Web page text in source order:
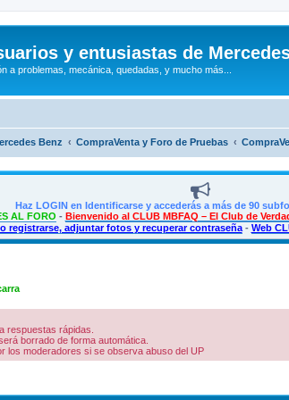
y entusiastas de
a problemas, mecánica, quedadas, y mucho más...
Benz CompraVenta y Foro de Pruebas
Haz LOGIN en Identificarse y accederás a más de 90
AL FORO - Bienvenido al CLUB MBFAQ – El Club de
registrarse, adjuntar fotos y recuperar contraseña- Web
respuestas rápidas.
borrado de forma automática.
los moderadores si se observa abuso del UP